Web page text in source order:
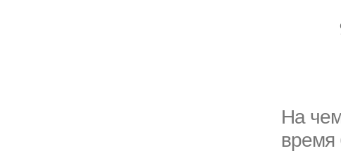
На
время